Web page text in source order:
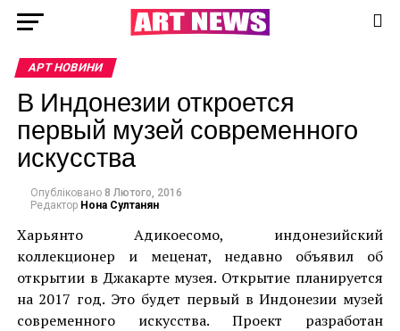
АРТ НОВИНИ
В Индонезии откроется
первый музей современного
искусства
Опубліковано 8 Лютого, 2016
Редактор Нона Султанян
Харьянто Адикоесомо, индонезийский
коллекционер и меценат, недавно объявил об
открытии в Джакарте музея. Открытие планируется
на 2017 год. Это будет первый в Индонезии музей
современного искусства. Проект разработан